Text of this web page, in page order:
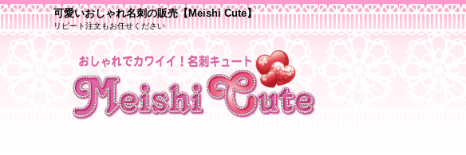
可愛いおしゃれ名刺の販売【Meishi Cute】
リピート注文もお任せください